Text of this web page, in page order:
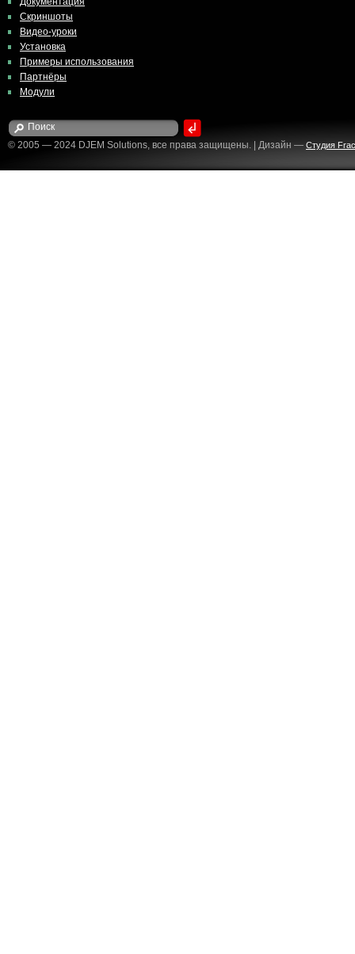
Скриншоты
Видео-уроки
Установка
Примеры использования
Партнёры
Модули
© 2005 — 2024 DJEM Solutions, все права защищены. | Дизайн — Студия